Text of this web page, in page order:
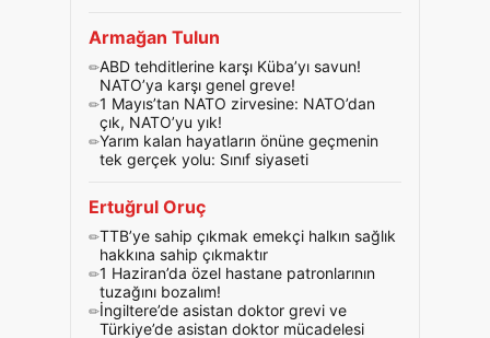
Armağan Tulun
ABD tehditlerine karşı Küba’yı savun!
NATO’ya karşı genel greve!
1 Mayıs’tan NATO zirvesine: NATO’dan
çık, NATO’yu yık!
Yarım kalan hayatların önüne geçmenin
tek gerçek yolu: Sınıf siyaseti
Ertuğrul Oruç
TTB’ye sahip çıkmak emekçi halkın sağlık
hakkına sahip çıkmaktır
1 Haziran’da özel hastane patronlarının
tuzağını bozalım!
İngiltere’de asistan doktor grevi ve
Türkiye’de asistan doktor mücadelesi